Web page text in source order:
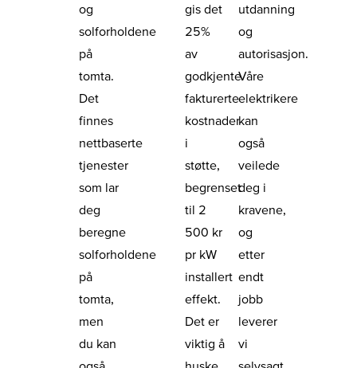
og
solforholdene
på
tomta.
Det
finnes
nettbaserte
tjenester
som lar
deg
beregne
solforholdene
på
tomta,
men
du kan
gis det
25%
av
godkjente
fakturerte
kostnader
i
støtte,
begrenset
til 2
500 kr
pr kW
installert
effekt.
Det er
viktig å
utdanning
og
autorisasjon.
Våre
elektrikere
kan
også
veilede
deg i
kravene,
og
etter
endt
jobb
leverer
vi